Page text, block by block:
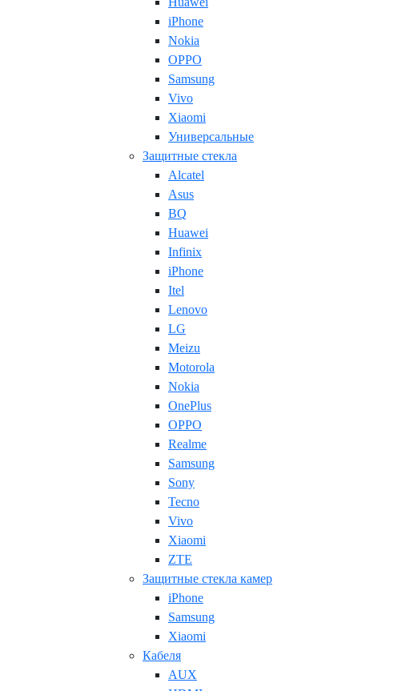
iPhone
Nokia
OPPO
Samsung
Vivo
Xiaomi
Универсальные
Защитные стекла
Alcatel
Asus
BQ
Huawei
Infinix
iPhone
Itel
Lenovo
LG
Meizu
Motorola
Nokia
OnePlus
OPPO
Realme
Samsung
Sony
Tecno
Vivo
Xiaomi
ZTE
Защитные стекла камер
iPhone
Samsung
Xiaomi
Кабеля
AUX